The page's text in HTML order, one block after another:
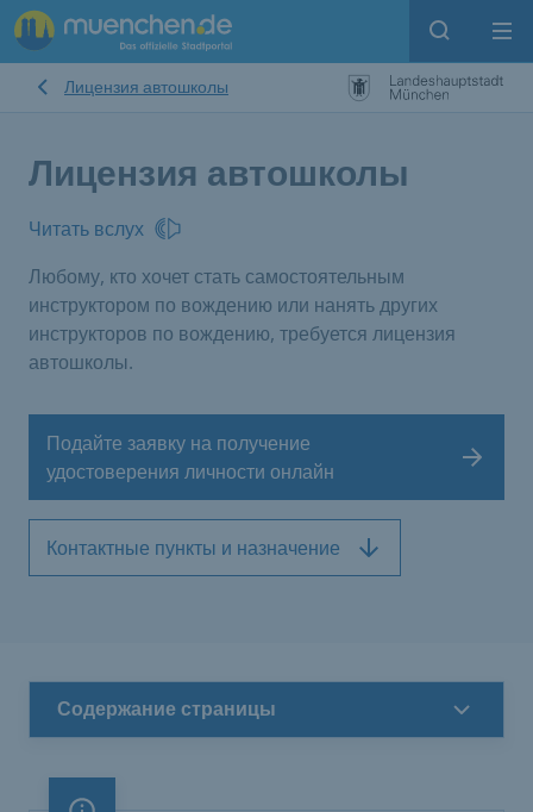
Open
Лицензия автошколы
Лицензия автошколы
Читать вслух
Любому, кто хочет стать самостоятельным
инструктором по вождению или нанять других
инструкторов по вождению, требуется лицензия
автошколы.
Подайте заявку на получение
удостоверения личности онлайн
Контактные пункты и назначение
Содержание страницы